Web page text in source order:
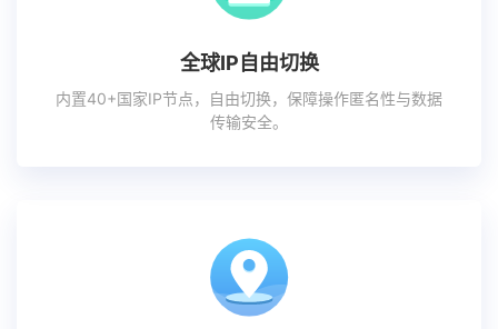
全球IP自由切换
内置40+国家IP节点，自由切换，保障操作匿名性与数据
传输安全。